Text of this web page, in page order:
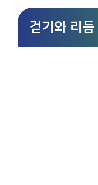
걷기와 리